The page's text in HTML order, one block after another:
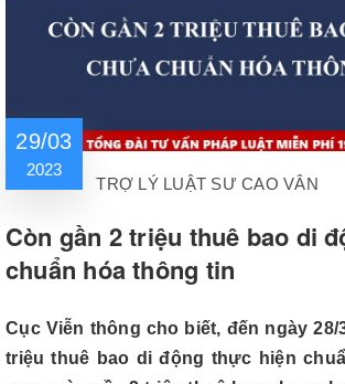
29/03
2023
TRỢ LÝ LUẬT SƯ CAO VÂN
Còn gần 2 triệu thuê bao di
chuẩn hóa thông tin
Cục Viễn thông cho biết, đến ngày 28/
triệu thuê bao di động thực hiện